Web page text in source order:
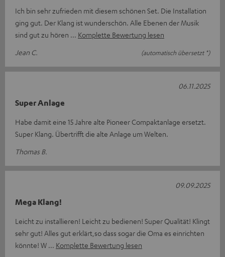
Ich bin sehr zufrieden mit diesem schönen Set. Die Installation
ging gut. Der Klang ist wunderschön. Alle Ebenen der Musik
sind gut zu hören
Komplette Bewertung lesen
Jean C.
(automatisch übersetzt *)
Super Anlage
Habe damit eine 15 Jahre alte Pioneer Compaktanlage ersetzt.
Super Klang. Übertrifft die alte Anlage um Welten.
Thomas B.
06.11.2025
Mega Klang!
Leicht zu installieren! Leicht zu bedienen! Super Qualität! Klingt
sehr gut! Alles gut erklärt,so dass sogar die Oma es einrichten
könnte! W
Komplette Bewertung lesen
09.09.2025